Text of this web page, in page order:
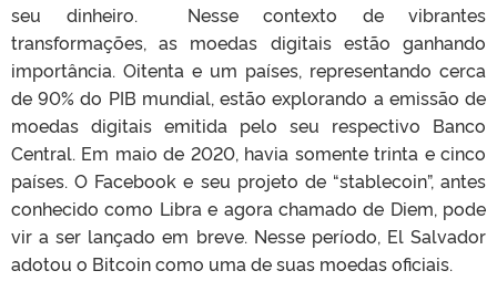
seu dinheiro. Nesse contexto de vibrantes
transformações, as moedas digitais estão ganhando
importância. Oitenta e um países, representando cerca
de 90% do PIB mundial, estão explorando a emissão de
moedas digitais emitida pelo seu respectivo Banco
Central. Em maio de 2020, havia somente trinta e cinco
países. O Facebook e seu projeto de “stablecoin”, antes
conhecido como Libra e agora chamado de Diem, pode
vir a ser lançado em breve. Nesse período, El Salvador
adotou o Bitcoin como uma de suas moedas oficiais.